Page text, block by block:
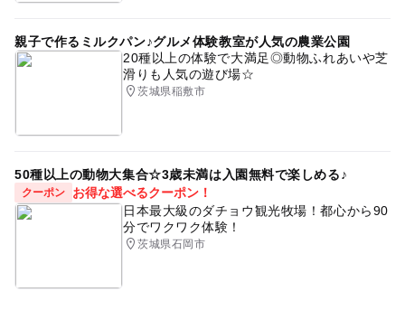
親子で作るミルクパン♪グルメ体験教室が人気の農業公園
20種以上の体験で大満足◎動物ふれあいや芝
滑りも人気の遊び場☆
茨城県稲敷市
50種以上の動物大集合☆3歳未満は入園無料で楽しめる♪
クーポン
お得な選べるクーポン！
日本最大級のダチョウ観光牧場！都心から90
分でワクワク体験！
茨城県石岡市